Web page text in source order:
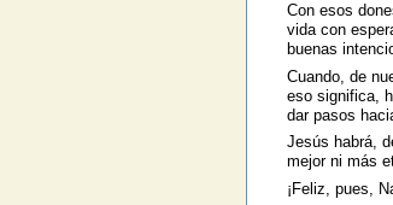
Con esos
vida con
buenas
Cuando, de
eso significa,
dar pasos
Jesús habrá,
mejor ni más
¡Feliz, pues,